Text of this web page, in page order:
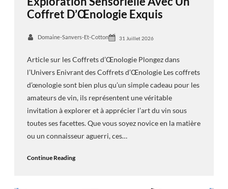
Coffret D’Œnologie Exquis
Domaine-Sanvers-Et-Cotton 31 Juillet 2026
Article sur les Coffrets d’Œnologie Plongez dans
l’Univers Enivrant des Coffrets d’Œnologie Les coffrets
d’œnologie sont bien plus qu’un simple cadeau pour les
amateurs de vin, ils représentent une véritable
invitation à explorer et à apprécier l’art du vin sous
toutes ses facettes. Que vous soyez novice en la matière
ou un connaisseur aguerri, ces…
Continue Reading